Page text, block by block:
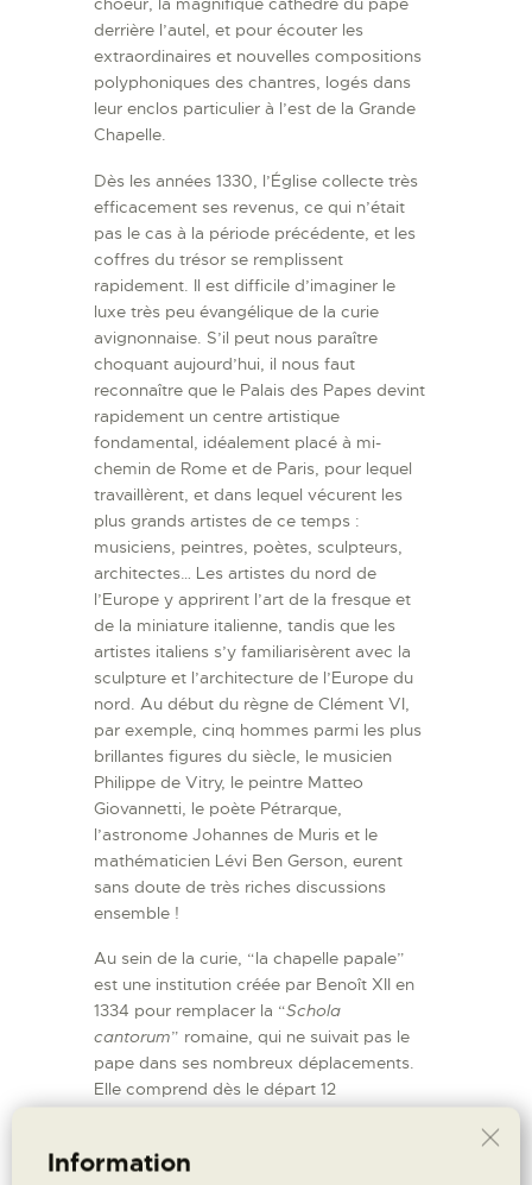
derrière l’autel, et pour écouter les
extraordinaires et nouvelles compositions
polyphoniques des chantres, logés dans
leur enclos particulier à l’est de la Grande
Chapelle.
Dès les années 1330, l’Église collecte très
efficacement ses revenus, ce qui n’était
pas le cas à la période précédente, et les
coffres du trésor se remplissent
rapidement. Il est difficile d’imaginer le
luxe très peu évangélique de la curie
avignonnaise. S’il peut nous paraître
choquant aujourd’hui, il nous faut
reconnaître que le Palais des Papes devint
rapidement un centre artistique
fondamental, idéalement placé à mi-
chemin de Rome et de Paris, pour lequel
travaillèrent, et dans lequel vécurent les
plus grands artistes de ce temps :
musiciens, peintres, poètes, sculpteurs,
architectes… Les artistes du nord de
l’Europe y apprirent l’art de la fresque et
de la miniature italienne, tandis que les
artistes italiens s’y familiarisèrent avec la
sculpture et l’architecture de l’Europe du
nord. Au début du règne de Clément VI,
par exemple, cinq hommes parmi les plus
brillantes figures du siècle, le musicien
Philippe de Vitry, le peintre Matteo
Giovannetti, le poète Pétrarque,
l’astronome Johannes de Muris et le
mathématicien Lévi Ben Gerson, eurent
sans doute de très riches discussions
ensemble !
Au sein de la curie, “la chapelle papale”
est une institution créée par Benoît XII en
1334 pour remplacer la “Schola
cantorum” romaine, qui ne suivait pas le
pape dans ses nombreux déplacements.
Elle comprend dès le départ 12
“commensaux”, dignitaires de haut rang
Information